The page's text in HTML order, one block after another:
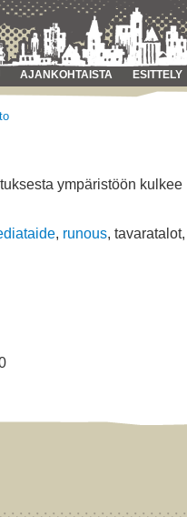
AJANKOHTAISTA ESITTELY
ympäristöön kulkee
, runous,